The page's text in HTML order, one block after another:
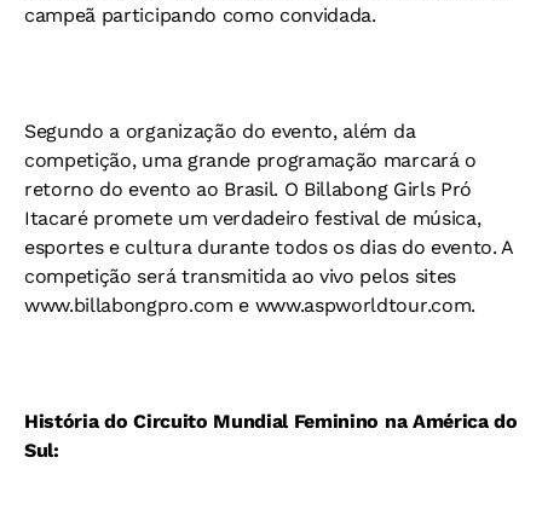
campeã participando como convidada.
Segundo a organização do evento, além da
competição, uma grande programação marcará o
retorno do evento ao Brasil. O Billabong Girls Pró
Itacaré promete um verdadeiro festival de música,
esportes e cultura durante todos os dias do evento. A
competição será transmitida ao vivo pelos sites
www.billabongpro.com e www.aspworldtour.com.
História do Circuito Mundial Feminino na América do
Sul: